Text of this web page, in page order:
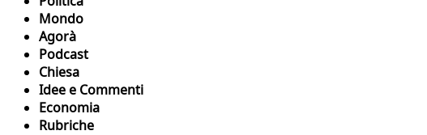
Mondo
Agorà
Podcast
Chiesa
Idee e Commenti
Economia
Rubriche